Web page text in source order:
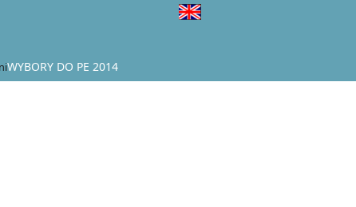
WYBORY DO PE 2014